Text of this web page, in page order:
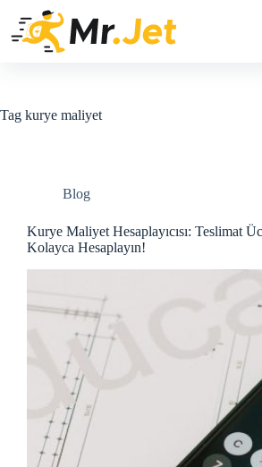
content
Tag kurye maliyet
Blog
Kurye Maliyet Hesaplayıcısı: Teslimat
Kolayca Hesaplayın!